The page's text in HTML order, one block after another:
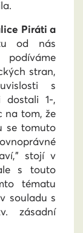
Piráti a
od nás
stran,
s
dostali 1-,
na tom, že
se tomuto
stojí v
s touto
tématu
souladu s
zásadní